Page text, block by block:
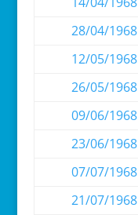
28/04/1968
12/05/1968
26/05/1968
09/06/1968
23/06/1968
07/07/1968
21/07/1968